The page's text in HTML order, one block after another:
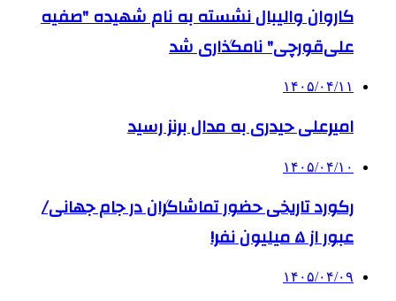
کاروان والیبال نشسته به نام شهیده "صفیه
علی‌قورچی" نامگذاری شد
۱۴۰۵/۰۴/۱۱
امیرعلی حیدری به مدال برنز رسید
۱۴۰۵/۰۴/۱۰
رکورد تاریخی حضور تماشاگران در جام جهانی/
عبور از ۵ میلیون نفر!
۱۴۰۵/۰۴/۰۹